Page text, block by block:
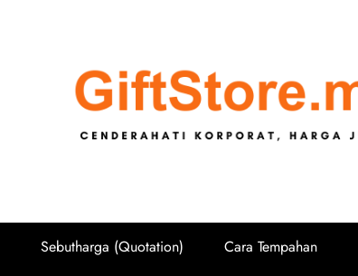
Sebutharga (Quotation) Cara Tempahan